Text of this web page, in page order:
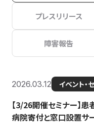
プレスリリース
障害報告
2026.03.12 イベント・
【3/26開催セミナー】
病院寄付と窓口設置サ